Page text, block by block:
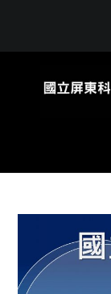
主